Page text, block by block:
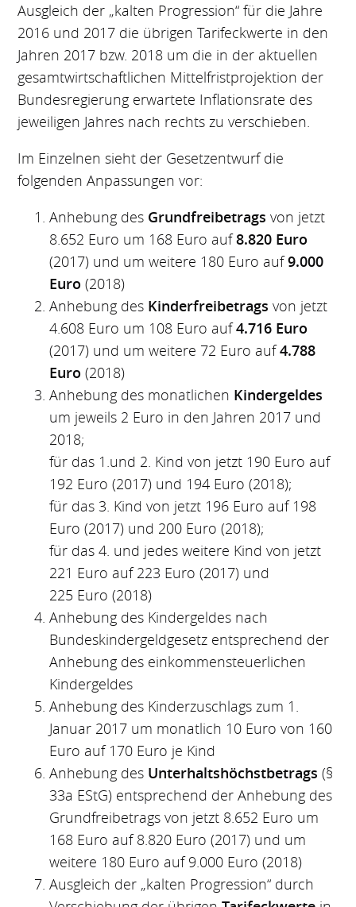
Ausgleich der „kalten Progression“ für die Jahre
2016 und 2017 die übrigen Tarifeckwerte in den
Jahren 2017 bzw. 2018 um die in der aktuellen
gesamtwirtschaftlichen Mittelfristprojektion der
Bundesregierung erwartete Inflationsrate des
jeweiligen Jahres nach rechts zu verschieben.
Im Einzelnen sieht der Gesetzentwurf die
folgenden Anpassungen vor:
Anhebung des Grundfreibetrags von jetzt
8.652 Euro um 168 Euro auf8.820 Euro
(2017) und um weitere 180 Euro auf9.000
Euro (2018)
Anhebung des Kinderfreibetrags von jetzt
4.608 Euro um 108 Euro auf4.716 Euro
(2017) und um weitere 72 Euro auf4.788
Euro (2018)
Anhebung des monatlichen Kindergeldes
um jeweils 2 Euro in den Jahren 2017 und
2018;
für das 1.und 2. Kind von jetzt 190 Euro auf
192 Euro (2017) und 194 Euro (2018);
für das 3. Kind von jetzt 196 Euro auf 198
Euro (2017) und 200 Euro (2018);
für das 4. und jedes weitere Kind von jetzt
221 Euro auf 223 Euro (2017) und
225 Euro (2018)
Anhebung des Kindergeldes nach
Bundeskindergeldgesetz entsprechend der
Anhebung des einkommensteuerlichen
Kindergeldes
Anhebung des Kinderzuschlags zum 1.
Januar 2017 um monatlich 10 Euro von 160
Euro auf 170 Euro je Kind
Anhebung des Unterhaltshöchstbetrags (§
33a EStG) entsprechend der Anhebung des
Grundfreibetrags von jetzt 8.652 Euro um
168 Euro auf 8.820 Euro (2017) und um
weitere 180 Euro auf 9.000 Euro (2018)
Ausgleich der „kalten Progression“ durch